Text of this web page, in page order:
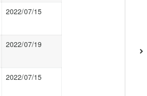
2022/07/15
2022/07/19
2022/07/15